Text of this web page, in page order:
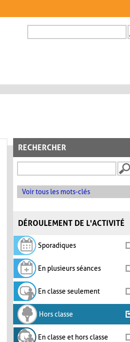
FORMULAIRE DE
RECHERCHER
Voir tous les mots-clés
DÉROULEMENT DE L'ACTIVITÉ
Sporadiques
En plusieurs séances
En classe seulement
Hors classe
En classe et hors classe